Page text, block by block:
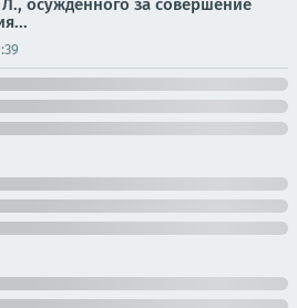
осужденного за совершение